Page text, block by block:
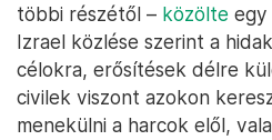
többi részétől – közölte egy
Izrael közlése szerint a
célokra, erősítések délre
civilek viszont azokon
menekülni a harcok elől,